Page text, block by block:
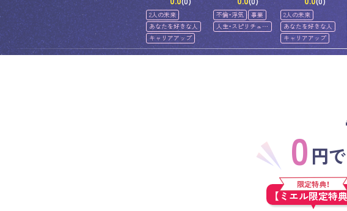
2人の未来
あなたを好きな人
キャリアアップ
不倫・浮気
事業
人生・スピリチュア
ル
2人の未来
あなたを好きな人
キャリアアップ
0 円で
限定特典！
【ミエル限定特典